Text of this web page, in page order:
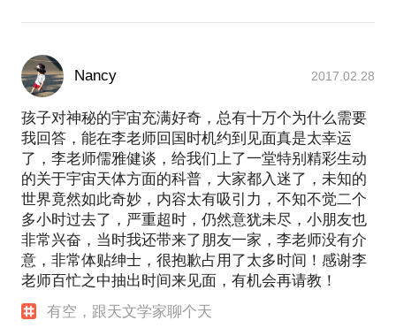
Nancy 2017.02.28
孩子对神秘的宇宙充满好奇，总有十万个为什么需要
我回答，能在李老师回国时机约到见面真是太幸运
了，李老师儒雅健谈，给我们上了一堂特别精彩生动
的关于宇宙天体方面的科普，大家都入迷了，未知的
世界竟然如此奇妙，内容太有吸引力，不知不觉二个
多小时过去了，严重超时，仍然意犹未尽，小朋友也
非常兴奋，当时我还带来了朋友一家，李老师没有介
意，非常体贴绅士，很抱歉占用了太多时间！感谢李
老师百忙之中抽出时间来见面，有机会再请教！
有空，跟天文学家聊个天